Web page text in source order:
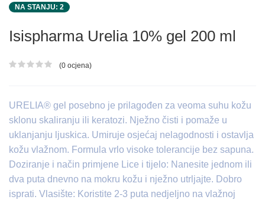
NA STANJU: 2
Isispharma Urelia 10% gel 200 ml
Ocjena proizvoda
(0 ocjena)
URELIA® gel posebno je prilagođen za veoma suhu kožu
sklonu skaliranju ili keratozi. Nježno čisti i pomaže u
uklanjanju ljuskica. Umiruje osjećaj nelagodnosti i ostavlja
kožu vlažnom. Formula vrlo visoke tolerancije bez sapuna.
Doziranje i način primjene Lice i tijelo: Nanesite jednom ili
dva puta dnevno na mokru kožu i nježno utrljajte. Dobro
isprati. Vlasište: Koristite 2-3 puta nedjeljno na vlažnoj